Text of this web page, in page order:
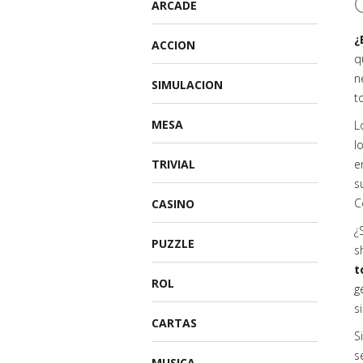
ARCADE
ACCION
SIMULACION
MESA
TRIVIAL
CASINO
PUZZLE
ROL
CARTAS